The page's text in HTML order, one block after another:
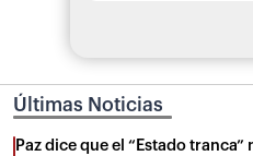
Últimas Noticias
Paz dice que el “Estado